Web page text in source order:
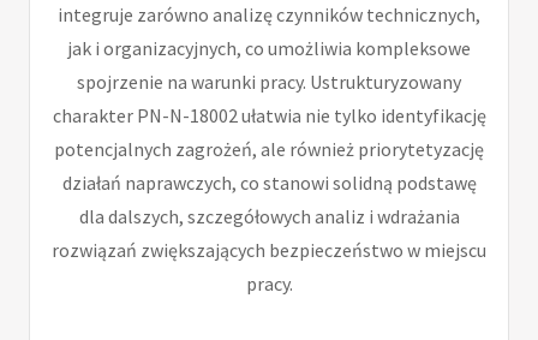
integruje zarówno analizę czynników technicznych,
jak i organizacyjnych, co umożliwia kompleksowe
spojrzenie na warunki pracy. Ustrukturyzowany
charakter PN-N-18002 ułatwia nie tylko identyfikację
potencjalnych zagrożeń, ale również priorytetyzację
działań naprawczych, co stanowi solidną podstawę
dla dalszych, szczegółowych analiz i wdrażania
rozwiązań zwiększających bezpieczeństwo w miejscu
pracy.